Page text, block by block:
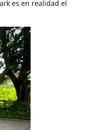
es en realidad el